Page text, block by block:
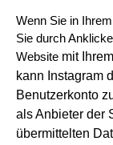
Wenn Sie in
Sie durch
Website mit
kann Instagram
Benutzerkonto
als Anbieter der
übermittelten